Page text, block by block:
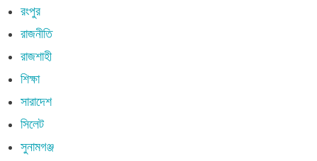
রংপুর
রাজনীতি
রাজশাহী
শিক্ষা
সারাদেশ
সিলেট
সুনামগঞ্জ